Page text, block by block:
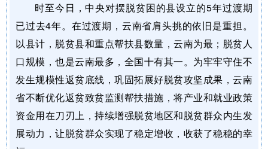
时至今日，中央对摆脱贫困的县设立的5年过渡期
已过去4年。在过渡期，云南省肩头挑的依旧是重担。
以县计，脱贫县和重点帮扶县数量，云南为最；脱贫人
口规模，也是云南最多，全国十有其一。为牢牢守住不
发生规模性返贫底线，巩固拓展好脱贫攻坚成果，云南
省不断优化返贫致贫监测帮扶措施，将产业和就业政策
资金用在刀刃上，持续增强脱贫地区和脱贫群众内生发
展动力，让脱贫群众实现了稳定增收，收获了稳稳的幸